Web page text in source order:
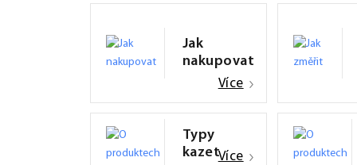
Jak
nakupovat
Více
Typy
kazetVíce